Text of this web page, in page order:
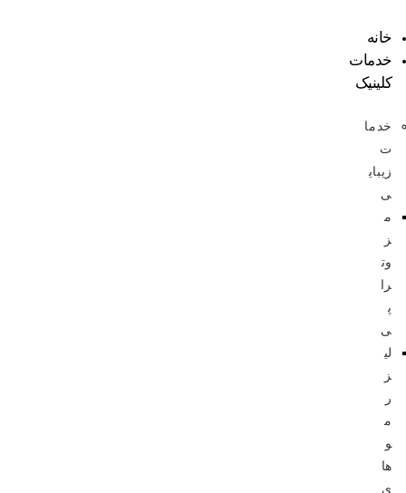
خانه
خدمات
کلینیک
خدما
ت
زیبای
ی
م
ز
وت
را
پ
ی
لی
ز
ر
م
و
ها
ی